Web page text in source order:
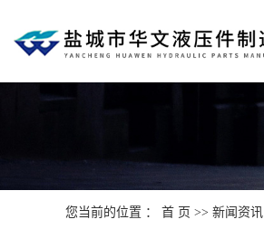
您当前的位置 ： 首 页 >> 新闻资讯